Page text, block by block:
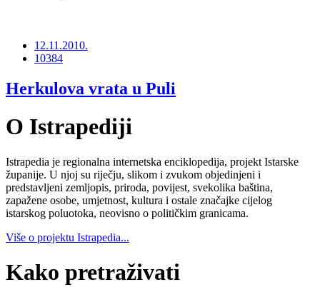
12.11.2010.
10384
Herkulova vrata u Puli
O Istrapediji
Istrapedia je regionalna internetska enciklopedija, projekt Istarske
županije. U njoj su riječju, slikom i zvukom objedinjeni i
predstavljeni zemljopis, priroda, povijest, svekolika baština,
zapažene osobe, umjetnost, kultura i ostale značajke cijelog
istarskog poluotoka, neovisno o političkim granicama.
Više o projektu Istrapedia...
Kako pretraživati